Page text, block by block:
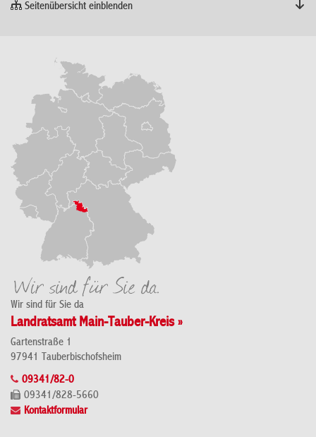
Seitenübersicht einblenden
Wir sind für Sie da
Landratsamt Main-Tauber-Kreis »
Gartenstraße 1
97941 Tauberbischofsheim
09341/82-0
09341/828-5660
Kontaktformular